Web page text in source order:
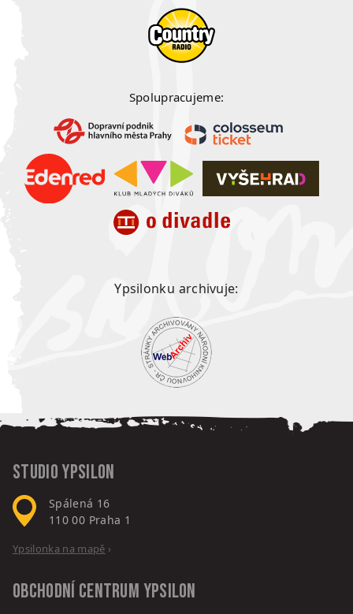
Spolupracujeme:
Ypsilonku archivuje:
Studio Ypsilon
Spálená 16
110 00 Praha 1
Ypsilonka na mapě ›
Obchodní centrum Ypsilon